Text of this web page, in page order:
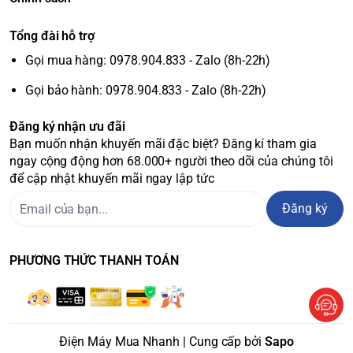
sản xuất hoạt động rất êm ái và bền bỉ, tuổi thọ cao.
Chân tủ được lắp đặt 4 bánh xe chịu lực giúp việc di chuyển
dễ dàng hơn mà không tốn nhiều sức.
Tổng đài hỗ trợ
Gọi mua hàng: 0978.904.833 - Zalo (8h-22h)
Gọi bảo hành: 0978.904.833 - Zalo (8h-22h)
Đăng ký nhận ưu đãi
Bạn muốn nhận khuyến mãi đặc biệt? Đăng kí tham gia
ngay cộng động hơn 68.000+ người theo dõi của chúng tôi
để cập nhật khuyến mãi ngay lập tức
Đăng ký
PHƯƠNG THỨC THANH TOÁN
Điện Máy Mua Nhanh | Cung cấp bởiSapo